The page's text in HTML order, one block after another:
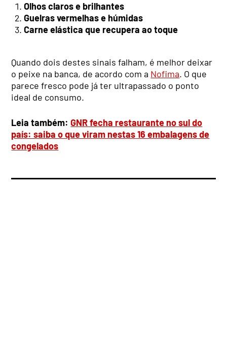
Olhos claros e brilhantes
Guelras vermelhas e húmidas
Carne elástica que recupera ao toque
Quando dois destes sinais falham, é melhor deixar
o peixe na banca, de acordo com a Nofima. O que
parece fresco pode já ter ultrapassado o ponto
ideal de consumo.
Leia também:GNR fecha restaurante no sul do
país: saiba o que viram nestas 16 embalagens de
congelados